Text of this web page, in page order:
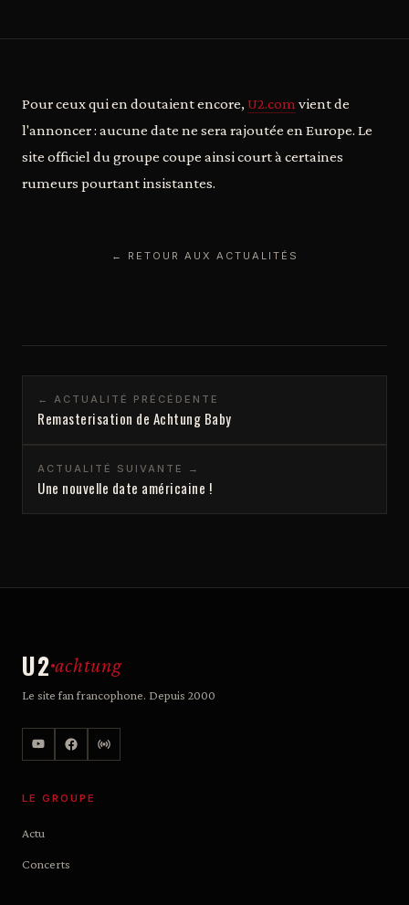
Pour ceux qui en doutaient encore, U2.com vient de
l'annoncer : aucune date ne sera rajoutée en Europe. Le
site officiel du groupe coupe ainsi court à certaines
rumeurs pourtant insistantes.
← RETOUR AUX ACTUALITÉS
← ACTUALITÉ PRÉCÉDENTE
Remasterisation de Achtung Baby
ACTUALITÉ SUIVANTE →
Une nouvelle date américaine !
U2 achtung
Le site fan francophone. Depuis 2000
LE GROUPE
Actu
Concerts